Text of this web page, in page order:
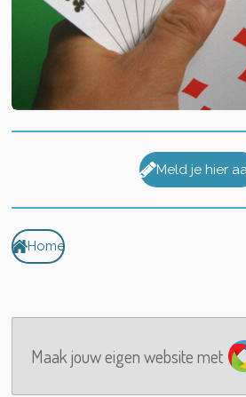
Meld je hier
Home
Maak jouw eigen website met